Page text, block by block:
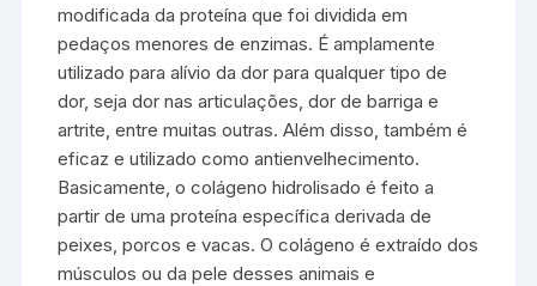
modificada da proteína que foi dividida em
pedaços menores de enzimas. É amplamente
utilizado para alívio da dor para qualquer tipo de
dor, seja dor nas articulações, dor de barriga e
artrite, entre muitas outras. Além disso, também é
eficaz e utilizado como antienvelhecimento.
Basicamente, o colágeno hidrolisado é feito a
partir de uma proteína específica derivada de
peixes, porcos e vacas. O colágeno é extraído dos
músculos ou da pele desses animais e